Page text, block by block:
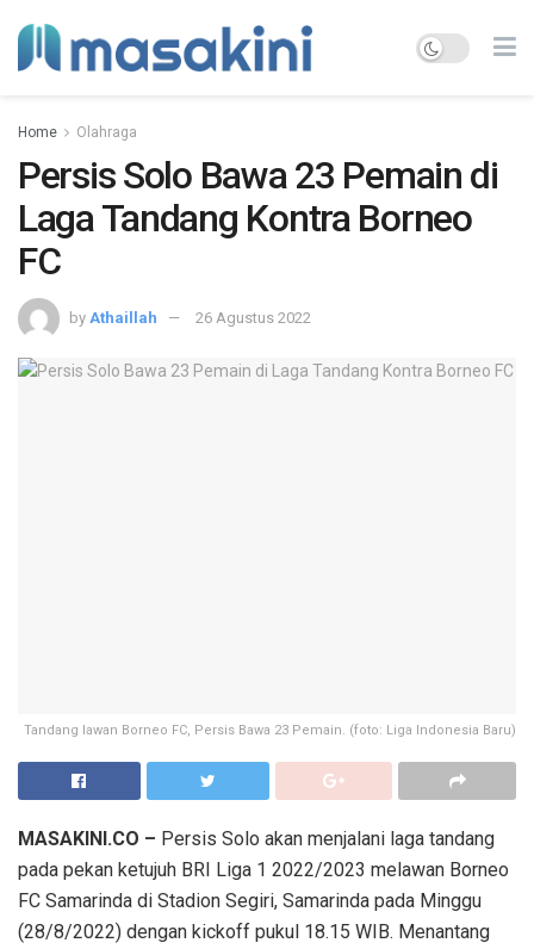
Home Olahraga
Persis Solo Bawa 23 Pemain di
Laga Tandang Kontra Borneo
FC
by Athaillah 26 Agustus 2022
Tandang lawan Borneo FC, Persis Bawa 23 Pemain. (foto: Liga Indonesia Baru)
MASAKINI.CO – Persis Solo akan menjalani laga tandang
pada pekan ketujuh BRI Liga 1 2022/2023 melawan Borneo
FC Samarinda di Stadion Segiri, Samarinda pada Minggu
(28/8/2022) dengan kickoff pukul 18.15 WIB. Menantang